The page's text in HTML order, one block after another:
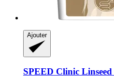
Ajouter
SPEED Clinic